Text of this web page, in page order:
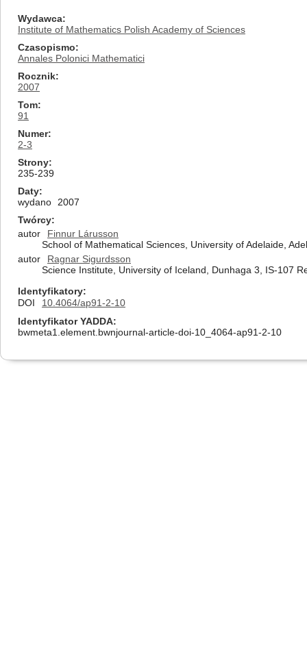
Wydawca
Institute of Mathematics Polish Academy of Sciences
Czasopismo
Annales Polonici Mathematici
Rocznik
2007
Tom
91
Numer
2-3
Strony
235-239
Daty
wydano
2007
Twórcy
autor
Finnur Lárusson
School of Mathematical Sciences, University of Adelaide,
autor
Ragnar Sigurdsson
Science Institute, University of Iceland, Dunhaga 3, IS-107
Identyfikatory
DOI
10.4064/ap91-2-10
Identyfikator YADDA
bwmeta1.element.bwnjournal-article-doi-10_4064-ap91-2-10